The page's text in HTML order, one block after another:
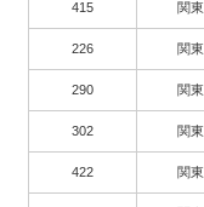
415 関東
226 関東
290 関東
302 関東
422 関東